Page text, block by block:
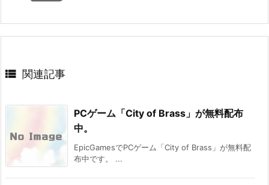
 関連記事
PCゲーム「City of Brass」が無料配布
中。
EpicGamesでPCゲーム「City of Brass」が無料配
布中です。 ...